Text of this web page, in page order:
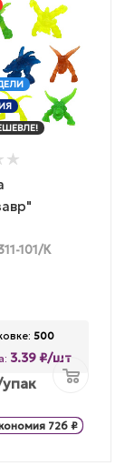
101/К
500
3.39 ₽/шт
726 ₽